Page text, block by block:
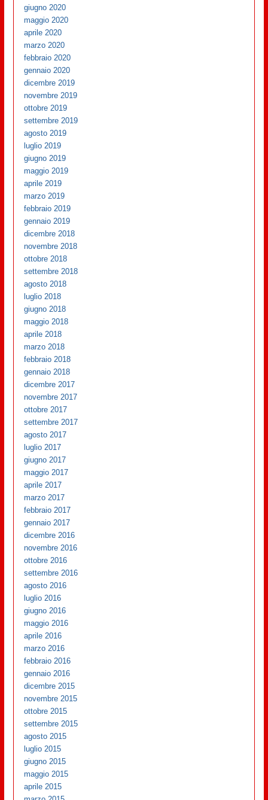
giugno 2020
maggio 2020
aprile 2020
marzo 2020
febbraio 2020
gennaio 2020
dicembre 2019
novembre 2019
ottobre 2019
settembre 2019
agosto 2019
luglio 2019
giugno 2019
maggio 2019
aprile 2019
marzo 2019
febbraio 2019
gennaio 2019
dicembre 2018
novembre 2018
ottobre 2018
settembre 2018
agosto 2018
luglio 2018
giugno 2018
maggio 2018
aprile 2018
marzo 2018
febbraio 2018
gennaio 2018
dicembre 2017
novembre 2017
ottobre 2017
settembre 2017
agosto 2017
luglio 2017
giugno 2017
maggio 2017
aprile 2017
marzo 2017
febbraio 2017
gennaio 2017
dicembre 2016
novembre 2016
ottobre 2016
settembre 2016
agosto 2016
luglio 2016
giugno 2016
maggio 2016
aprile 2016
marzo 2016
febbraio 2016
gennaio 2016
dicembre 2015
novembre 2015
ottobre 2015
settembre 2015
agosto 2015
luglio 2015
giugno 2015
maggio 2015
aprile 2015